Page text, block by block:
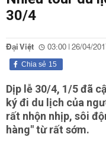
30/4
Đại Việt 03:00 | 26/04/
15
Chia sẻ
Dịp lễ 30/4, 1/5 đã
ký đi du lịch của
rất nhộn nhịp, sôi
hàng" từ rất sớm.